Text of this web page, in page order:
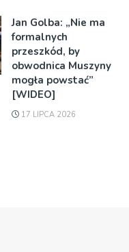
Jan Golba: „Nie ma
formalnych
przeszkód, by
obwodnica Muszyny
mogła powstać”
[WIDEO]
17 LIPCA 2026